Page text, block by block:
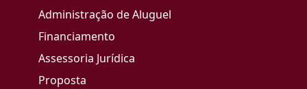
Administração de Aluguel
Financiamento
Assessoria Jurídica
Proposta